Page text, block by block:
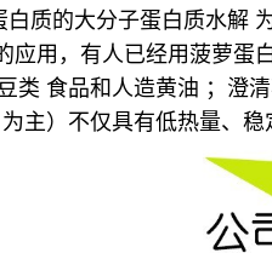
质的大分子蛋白质水解
应用，有人已经用菠萝
食品和人造黄油 ；澄清
主）不仅具有低热量、稳